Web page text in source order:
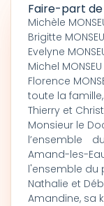
Faire-part
Michèle
Brigitte
Evelyne
Michel
Florence
toute la famille,
Thierry et
Monsieur le
l’ensemble
Amand-les-
l'ensemble du
Nathalie et
Amandine, sa